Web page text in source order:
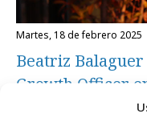
martes, 18 de febrero 2025
Beatriz
Growth Officer